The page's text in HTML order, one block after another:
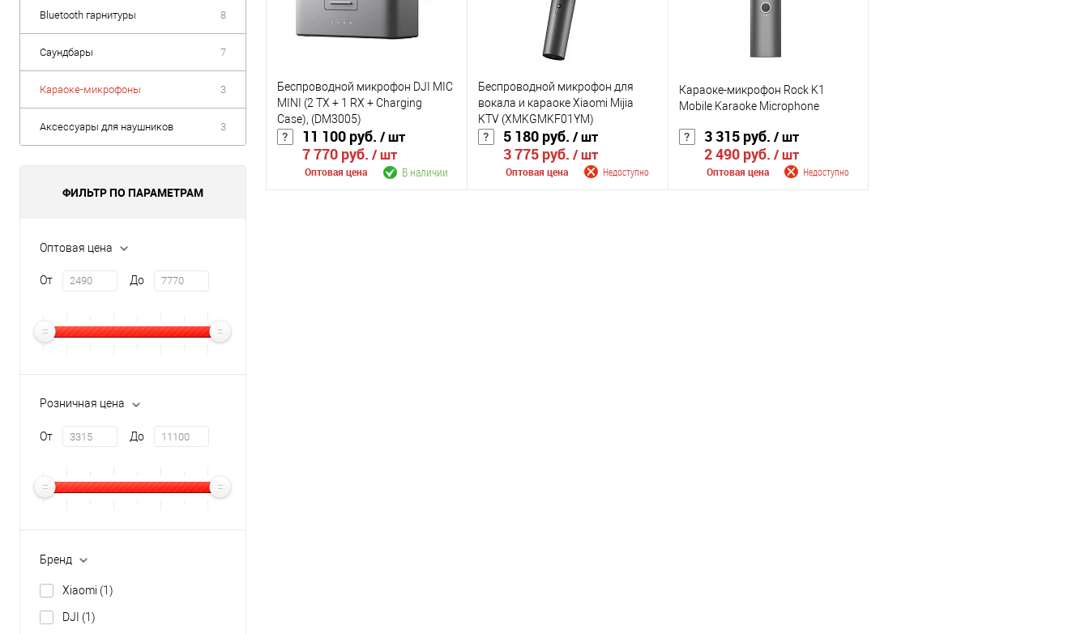
Bluetooth гарнитуры 8
Саундбары 7
Караоке-микрофоны 3
Аксессуары для наушников 3
ФИЛЬТР ПО ПАРАМЕТРАМ
Оптовая цена
От До
Розничная цена
От До
Бренд
Xiaomi (1)
DJI (1)
Беспроводной микрофон DJI MIC
MINI (2 TX + 1 RX + Charging
Case), (DM3005)
11 100 руб. / шт
7 770 руб. / шт
Оптовая цена В наличии
Беспроводной микрофон для
вокала и караоке Xiaomi Mijia
KTV (XMKGMKF01YM)
5 180 руб. / шт
3 775 руб. / шт
Оптовая цена Недоступно
Караоке-микрофон Rock K1
Mobile Karaoke Microphone
3 315 руб. / шт
2 490 руб. / шт
Оптовая цена Недоступно